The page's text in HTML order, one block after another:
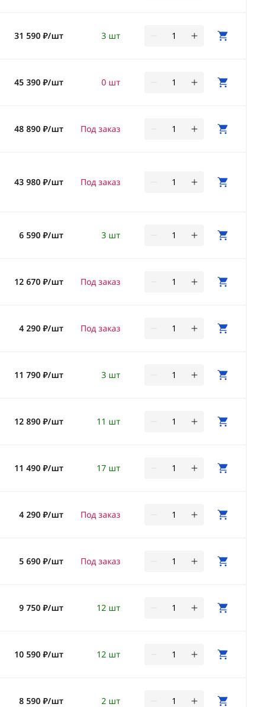
3 шт
31 590 ₽/шт
0 шт
45 390 ₽/шт
Под заказ
48 890 ₽/шт
Под заказ
43 980 ₽/шт
3 шт
6 590 ₽/шт
Под заказ
12 670 ₽/шт
Под заказ
4 290 ₽/шт
3 шт
11 790 ₽/шт
11 шт
12 890 ₽/шт
17 шт
11 490 ₽/шт
Под заказ
4 290 ₽/шт
Под заказ
5 690 ₽/шт
12 шт
9 750 ₽/шт
12 шт
10 590 ₽/шт
2 шт
8 590 ₽/шт